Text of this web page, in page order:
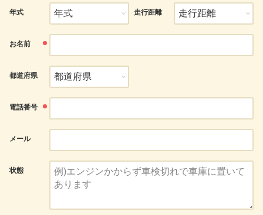
年式 走行距離
お名前
都道府県
電話番号
メール
状態